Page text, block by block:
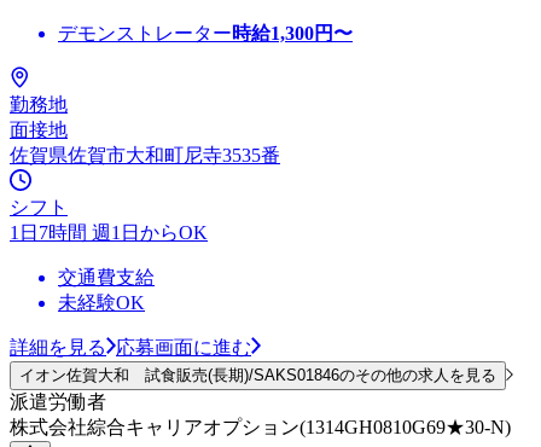
デモンストレーター時給1,300円〜
勤務地
面接地
佐賀県佐賀市大和町尼寺3535番
シフト
1日7時間 週1日からOK
交通費支給
未経験OK
詳細を見る 応募画面に進む
イオン佐賀大和 試食販売(長期)/SAKS01846のその他の求人を見る
派遣労働者
株式会社綜合キャリアオプション(1314GH0810G69★30-N)